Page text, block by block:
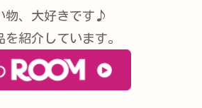
物、大好きです♪
紹介しています。